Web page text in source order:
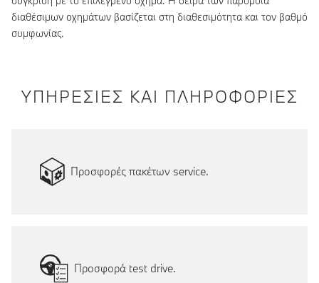
διαθέσιμων οχημάτων βασίζεται στη διαθεσιμότητα και τον βαθμό
συμφωνίας.
ΥΠΗΡΕΣΙΕΣ ΚΑΙ ΠΛΗΡΟΦΟΡΙΕΣ
Προσφορές πακέτων service.
Προσφορά test drive.